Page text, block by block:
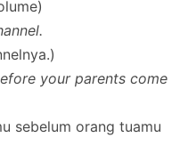
your parents come
sebelum orang tuamu